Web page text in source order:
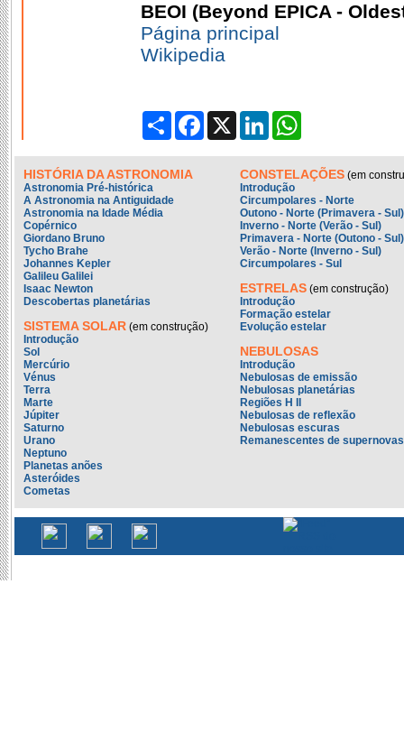
BEOI (Beyond EPICA -
Página principal
Wikipedia
PartilharFacebook
X LinkedIn